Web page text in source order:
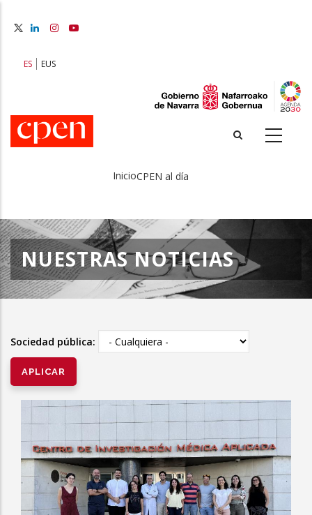
principal
ES EUS
enlaces
de
ayuda
a
la
navegación
InicioCPEN al día
NUESTRAS NOTICIAS
Sociedad pública: